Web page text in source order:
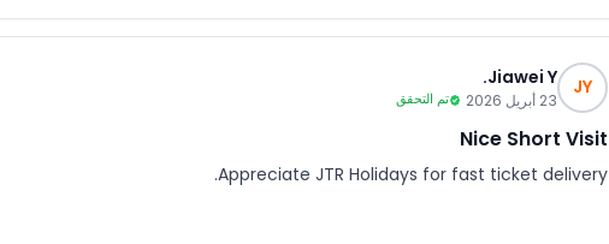
JY
Jiawei Y.
23 أبريل 2026 تم التحقق
Nice Short Visit
Appreciate JTR Holidays for fast ticket delivery.